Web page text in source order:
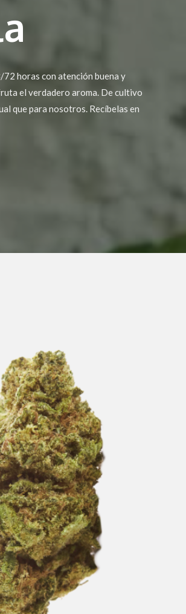
72 horas con atención buena y
el verdadero aroma. De cultivo
que para nosotros. Recíbelas en